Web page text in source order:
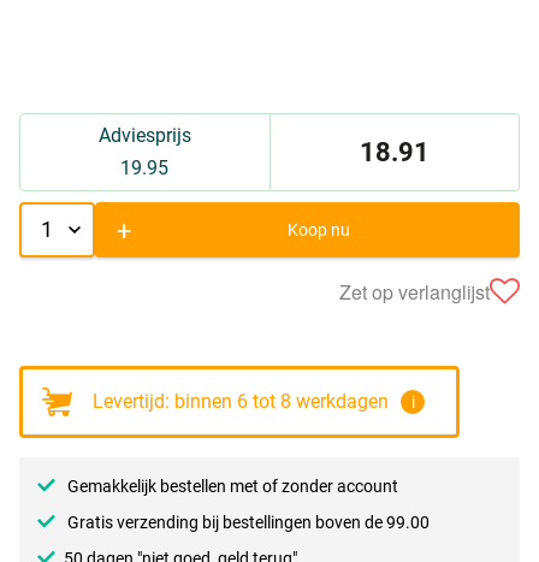
Adviesprijs
19.95
18.91
+ Koop nu
Zet op verlanglijst
Levertijd: binnen 6 tot 8 werkdagen i
Gemakkelijk bestellen met of zonder account
Gratis verzending bij bestellingen boven de 99.00